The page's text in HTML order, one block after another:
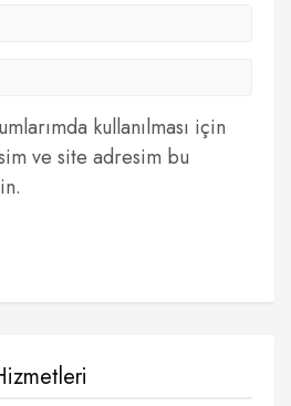
kullanılması için
ve site adresim bu